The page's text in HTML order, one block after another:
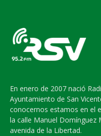
En enero de 2007 nació
Ayuntamiento de San
conocernos estamos en el
la calle Manuel Domínguez
avenida de la Libertad.